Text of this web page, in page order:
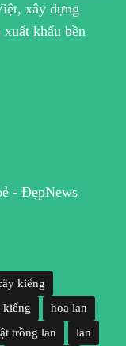
xây dựng
khẩu bền
- ĐẹpNews
kiểng
kiểng
hoa lan
trồng lan lan